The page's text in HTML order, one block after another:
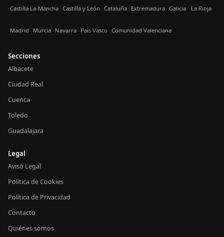
Castilla La-Mancha Castilla y León Cataluña Extremadura Galicia La Rioja
Madrid Murcia Navarra País Vasco Comunidad Valenciana
Secciones
Albacete
Ciudad Real
Cuenca
Toledo
Guadalajara
Legal
Aviso Legal
Política de Cookies
Política de Privacidad
Contacto
Quiénes somos